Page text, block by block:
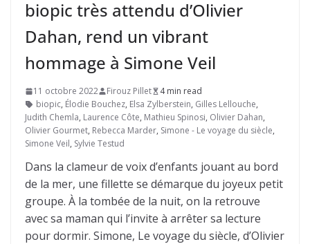
biopic très attendu d’Olivier
Dahan, rend un vibrant
hommage à Simone Veil
11 octobre 2022 Firouz Pillet
4 min read
biopic, Élodie Bouchez, Elsa Zylberstein, Gilles Lellouche,
Judith Chemla, Laurence Côte, Mathieu Spinosi, Olivier Dahan,
Olivier Gourmet, Rebecca Marder, Simone - Le voyage du siècle,
Simone Veil, Sylvie Testud
Dans la clameur de voix d’enfants jouant au bord
de la mer, une fillette se démarque du joyeux petit
groupe. À la tombée de la nuit, on la retrouve
avec sa maman qui l’invite à arrêter sa lecture
pour dormir. Simone, Le voyage du siècle, d’Olivier